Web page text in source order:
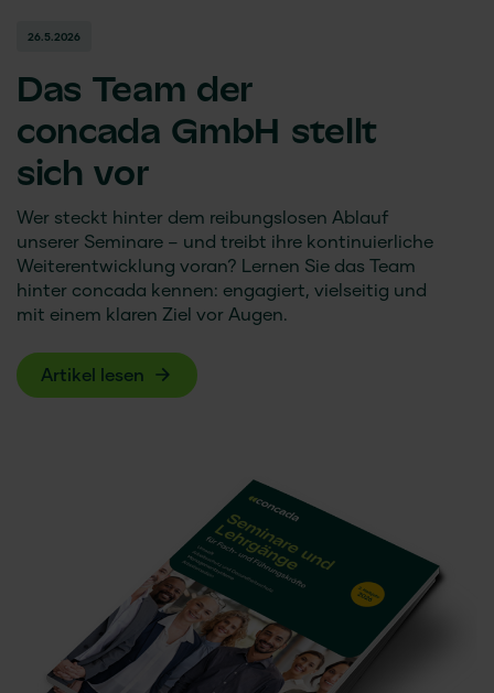
26.5.2026
Das Team der
concada GmbH stellt
sich vor
Wer steckt hinter dem reibungslosen Ablauf
unserer Seminare – und treibt ihre kontinuierliche
Weiterentwicklung voran? Lernen Sie das Team
hinter concada kennen: engagiert, vielseitig und
mit einem klaren Ziel vor Augen.
Artikel lesen